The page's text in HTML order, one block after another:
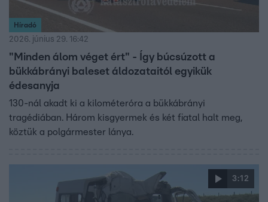
Híradó
2026. június 29. 16:42
"Minden álom véget ért" - Így búcsúzott a
bükkábrányi baleset áldozataitól egyikük
édesanyja
130-nál akadt ki a kilométeróra a bükkábrányi
tragédiában. Három kisgyermek és két fiatal halt meg,
köztük a polgármester lánya.
3:12